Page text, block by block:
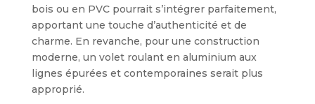
bois ou en PVC pourrait s’intégrer parfaitement,
apportant une touche d’authenticité et de
charme. En revanche, pour une construction
moderne, un volet roulant en aluminium aux
lignes épurées et contemporaines serait plus
approprié.